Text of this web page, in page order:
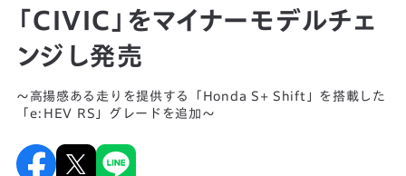
「CIVIC」をマイナーモデルチェ
ンジし発売
～高揚感ある走りを提供する「Honda S+ Shift」を搭載した
「e:HEV RS」グレードを追加～